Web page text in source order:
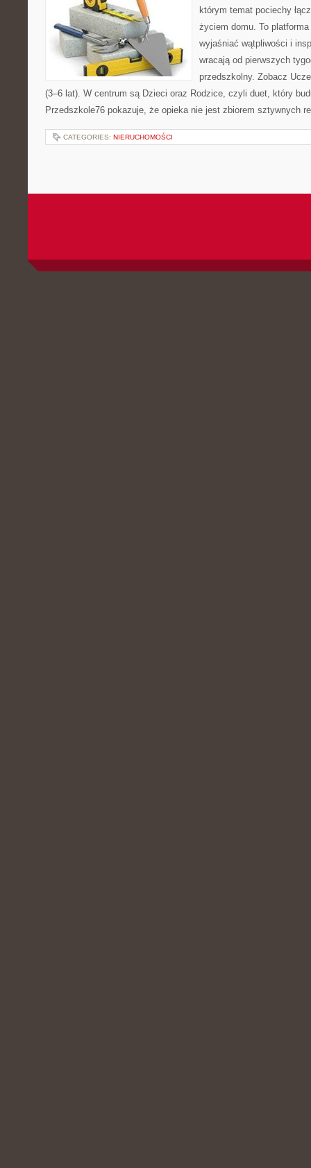
którym temat pociechy
życiem domu. To
wyjaśniać wątpliwości i
wracają od pierwszych
przedszkolny. Zobacz
(3–6 lat). W centrum są Dzieci oraz Rodzice, czyli duet, który
Przedszkole76 pokazuje, że opieka nie jest zbiorem sztywnych
CATEGORIES: NIERUCHOMOŚCI